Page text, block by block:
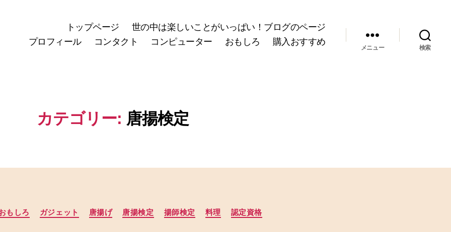
トップページ
世の中は楽しいことがいっぱい！ブログのページ
プロフィール
コンタクト コンピューター おもしろ 購入おすすめ
メニュー 検索
カテゴリー: 唐揚検定
カ
もしろ ガジェット 唐揚げ 唐揚検定 揚師検定 料理 認定資格